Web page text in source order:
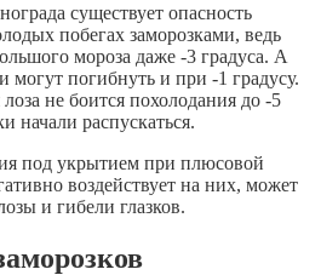
существует опасность
побегах заморозками, ведь
мороза даже -3 градуса. А
могут погибнуть и при -1 градусу.
не боится похолодания до -5
начали распускаться.
под укрытием при плюсовой
воздействует на них, может
и гибели глазков.